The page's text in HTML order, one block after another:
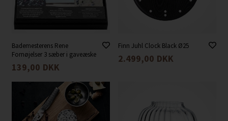
Bademesterens Rene
Fornøjelser 3 sæber i gaveæske
139,00 DKK
Finn Juhl Clock Black Ø25
2.499,00 DKK